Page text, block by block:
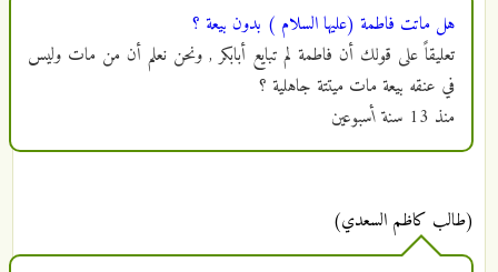
هل ماتت فاطمة (عليها السلام ) بدون بيعة ؟
تعليقاً على قولك أن فاطمة لم تبايع أبابكر , ونحن نعلم أن من مات وليس
في عنقه بيعة مات ميتتة جاهلية ؟
منذ 13 سنة أسبوعين
(طالب كاظم السعدي)